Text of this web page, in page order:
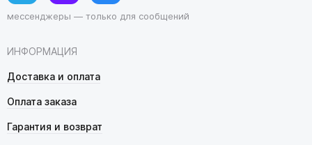
ИНФОРМАЦИЯ
Доставка и оплата
Оплата заказа
Гарантия и возврат
мессенджеры — только для сообщений